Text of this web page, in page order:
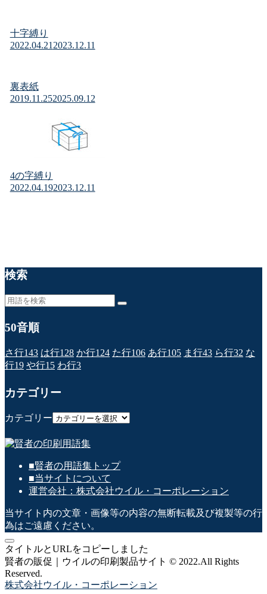
十字縛り
2022.04.21 2023.12.11
裏表紙
2019.11.252025.09.12
4の字縛り
2022.04.192023.12.11
検索
50音順
さ行143 は行128 か行124 た行106 あ行105 ま行43 ら行32 な
行19 や行15 わ行3
カテゴリー
カテゴリー
■賢者の用語集トップ
■当サイトについて
運営会社：株式会社ウイル・コーポレーション
当サイト内の文章・画像等の内容の無断転載及び複製等の行
為はご遠慮ください。
タイトルとURLをコピーしました
賢者の販促｜ウイルの印刷製品サイト © 2022.All Rights
Reserved.
株式会社ウイル・コーポレーション